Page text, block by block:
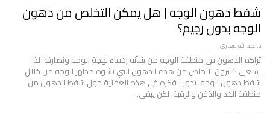
شفط دهون الوجه | هل يمكن التخلص من دهون
الوجه بدون رجيم؟
د. عبد الله مغازي
تراكم الدهون في منطقة الوجه من شأنه إخفاء بهجة الوجه ونضارته؛ لذا
يسعى كثيرون للتخلص من هذه الدهون التي تشوه مظهر الوجه من خلال
شفط دهون الوجه. تدور الفكرة في هذه العملية حول شفط الدهون من
منطقة الخد والذقن والرقبة، لكن يبقى…